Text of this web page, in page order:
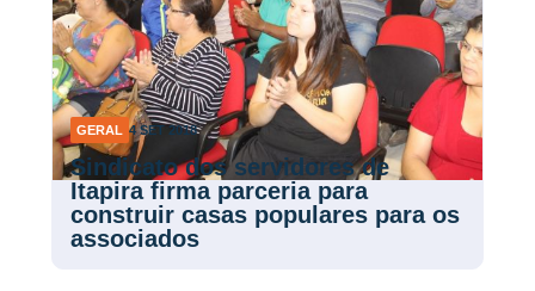
GERAL 4 SET 2018
Sindicato dos servidores de
Itapira firma parceria para
construir casas populares para os
associados